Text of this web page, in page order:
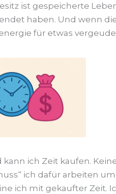
ist gespeicherte
haben. Und wenn
für etwas
kann ich Zeit kaufen.
ich dafür arbeiten
ich mit gekaufter Zeit.